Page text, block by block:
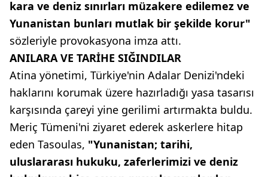
kara ve deniz sınırları müzakere edilemez ve
Yunanistan bunları mutlak bir şekilde korur"
sözleriyle provokasyona imza attı.
ANILARA VE TARİHE SIĞINDILAR
Atina yönetimi, Türkiye'nin Adalar Denizi'ndeki
haklarını korumak üzere hazırladığı yasa tasarısı
karşısında çareyi yine gerilimi artırmakta buldu.
Meriç Tümeni'ni ziyaret ederek askerlere hitap
eden Tasoulas, "Yunanistan; tarihi,
uluslararası hukuku, zaferlerimizi ve deniz